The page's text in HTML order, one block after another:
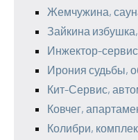
Жемчужина,
Зайкина
Инжектор-сервис
Ирония судьбы,
Кит-Сервис,
Ковчег,
Колибри,